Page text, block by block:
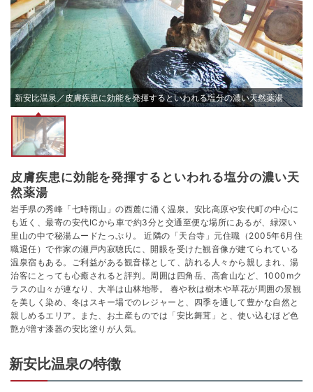
新安比温泉／皮膚疾患に効能を発揮するといわれる塩分の濃い天然薬湯
皮膚疾患に効能を発揮するといわれる塩分の濃い天
然薬湯
岩手県の秀峰「七時雨山」の西麓に涌く温泉。安比高原や安代町の中心に
も近く、最寄の安代ICから車で約3分と交通至便な場所にあるが、緑深い
里山の中で秘湯ムードたっぷり。 近隣の「天台寺」元住職（2005年6月住
職退任）で作家の瀬戸内寂聴氏に、開眼を受けた観音像が建てられている
温泉宿もある。ご利益がある観音様として、訪れる人々から親しまれ、湯
治客にとっても心癒されると評判。周囲は四角岳、高倉山など、1000mク
ラスの山々が連なり、大半は山林地帯。 春や秋は樹木や草花が周囲の景観
を美しく染め、冬はスキー場でのレジャーと、四季を通して豊かな自然と
親しめるエリア。また、お土産ものでは「安比舞茸」と、使い込むほど色
艶が増す漆器の安比塗りが人気。
新安比温泉の特徴